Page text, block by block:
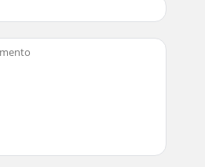
materijal za montažu
od datuma kupnje. Uređaj je
isporuk